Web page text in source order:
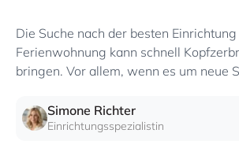
Die Suche nach der besten
Ferienwohnung kann schnell
bringen. Vor allem, wenn es um neue
Simone Richter
Einrichtungsspezialistin